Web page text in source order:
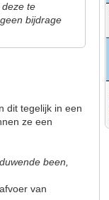
te
bijdrage
dit tegelijk in een
ze een
been,
van